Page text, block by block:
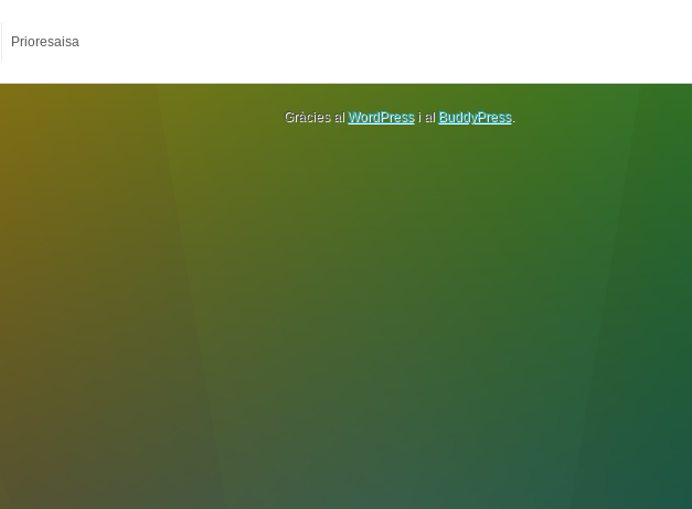
Prioresaisa
Gràcies al WordPressi al BuddyPress.